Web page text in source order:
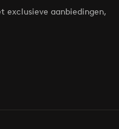
exclusieve aanbiedingen,